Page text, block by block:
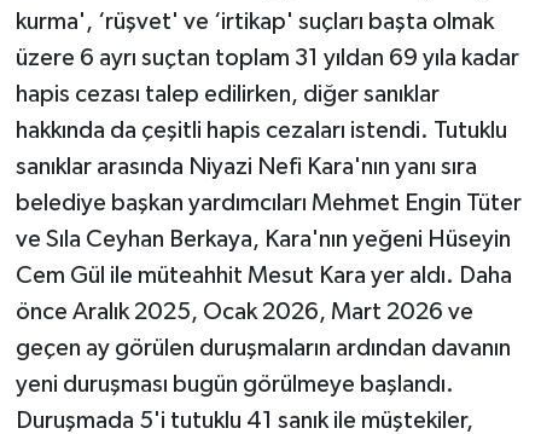
kurma', ‘rüşvet' ve ‘irtikap' suçları başta olmak
üzere 6 ayrı suçtan toplam 31 yıldan 69 yıla kadar
hapis cezası talep edilirken, diğer sanıklar
hakkında da çeşitli hapis cezaları istendi. Tutuklu
sanıklar arasında Niyazi Nefi Kara'nın yanı sıra
belediye başkan yardımcıları Mehmet Engin Tüter
ve Sıla Ceyhan Berkaya, Kara'nın yeğeni Hüseyin
Cem Gül ile müteahhit Mesut Kara yer aldı. Daha
önce Aralık 2025, Ocak 2026, Mart 2026 ve
geçen ay görülen duruşmaların ardından davanın
yeni duruşması bugün görülmeye başlandı.
Duruşmada 5'i tutuklu 41 sanık ile müştekiler,